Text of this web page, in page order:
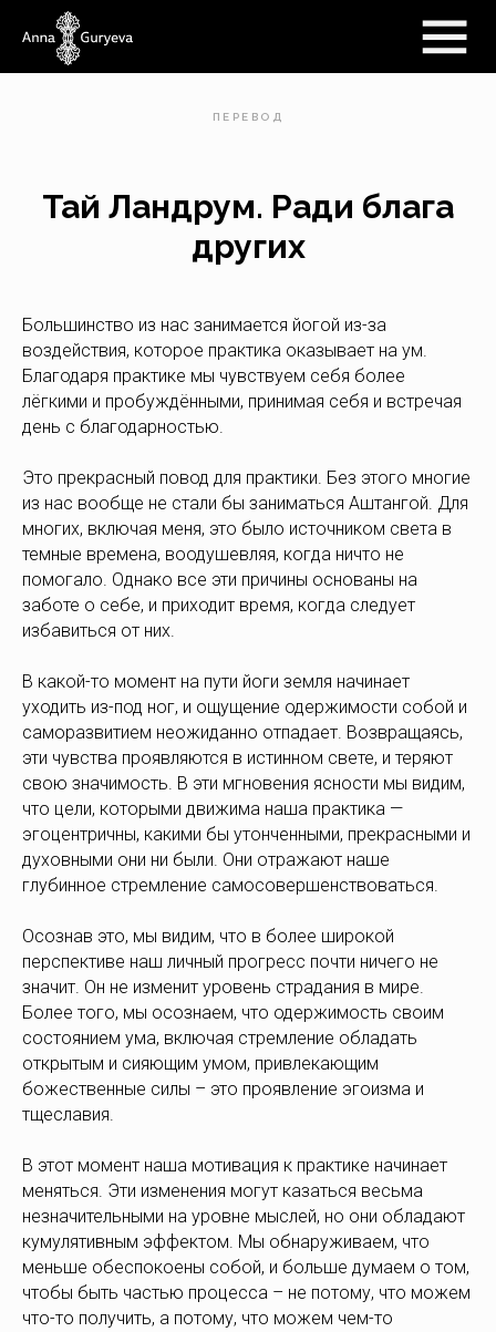
ПЕРЕВОД
Тай Ландрум. Ради блага
других
Большинство из нас занимается йогой из-за
воздействия, которое практика оказывает на ум.
Благодаря практике мы чувствуем себя более
лёгкими и пробуждёнными, принимая себя и встречая
день с благодарностью.
Это прекрасный повод для практики. Без этого многие
из нас вообще не стали бы заниматься Аштангой. Для
многих, включая меня, это было источником света в
темные времена, воодушевляя, когда ничто не
помогало. Однако все эти причины основаны на
заботе о себе, и приходит время, когда следует
избавиться от них.
В какой-то момент на пути йоги земля начинает
уходить из-под ног, и ощущение одержимости собой и
саморазвитием неожиданно отпадает. Возвращаясь,
эти чувства проявляются в истинном свете, и теряют
свою значимость. В эти мгновения ясности мы видим,
что цели, которыми движима наша практика —
эгоцентричны, какими бы утонченными, прекрасными и
духовными они ни были. Они отражают наше
глубинное стремление самосовершенствоваться.
Осознав это, мы видим, что в более широкой
перспективе наш личный прогресс почти ничего не
значит. Он не изменит уровень страдания в мире.
Более того, мы осознаем, что одержимость своим
состоянием ума, включая стремление обладать
открытым и сияющим умом, привлекающим
божественные силы – это проявление эгоизма и
тщеславия.
В этот момент наша мотивация к практике начинает
меняться. Эти изменения могут казаться весьма
незначительными на уровне мыслей, но они обладают
кумулятивным эффектом. Мы обнаруживаем, что
меньше обеспокоены собой, и больше думаем о том,
чтобы быть частью процесса – не потому, что можем
что-то получить, а потому, что можем чем-то